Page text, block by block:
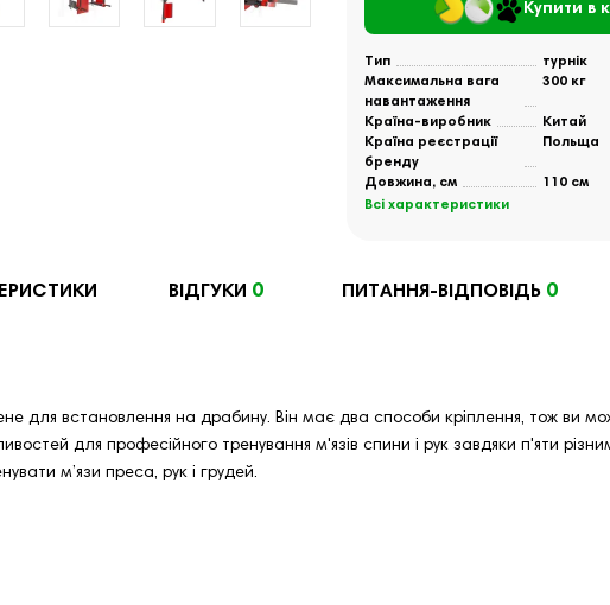
Купити в
Тип
турнік
Максимальна вага
навантаження
300 кг
Країна-виробник
Китай
Країна реєстрації
бренду
Польща
Довжина, см
110 см
Всі характеристики
ВІДГУКИ 0 ПИТАННЯ-ВІДПОВІДЬ 0
для встановлення на драбину. Він має два способи кріплення, тож ви
для професійного тренування м'язів спини і рук завдяки п'яти
м’язи преса, рук і грудей.